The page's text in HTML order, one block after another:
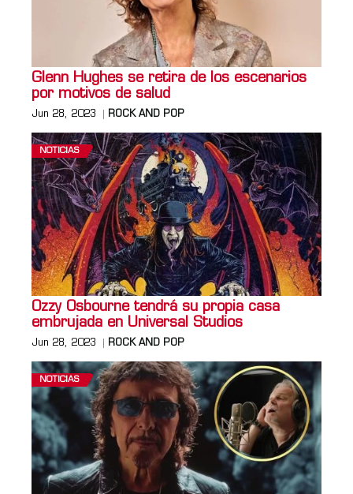
Glenn Hughes se retira de los escenarios
por motivos de salud
Jun 28, 2023 ROCK AND POP
NOTICIAS
Ozzy Osbourne tendrá su propia casa
embrujada en Universal Studios
Jun 28, 2023 ROCK AND POP
NOTICIAS